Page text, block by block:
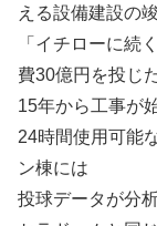
える設備建設の
「イチローに続
費30億円を投じ
15年から工事が
24時間使用可能
ン棟には
投球データが分